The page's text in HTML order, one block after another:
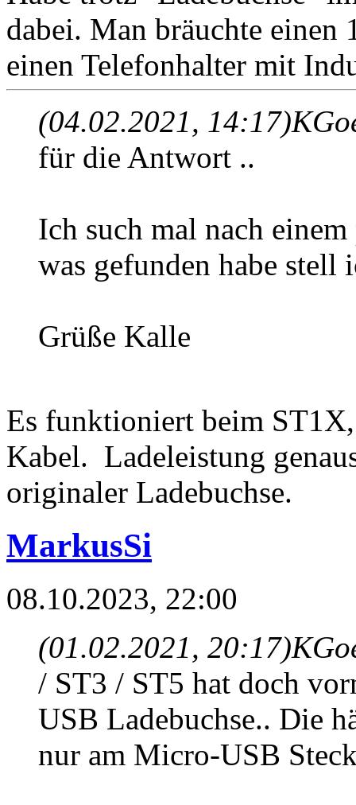
dabei. Man bräuchte
einen Telefonhalter mit
(04.02.2021, 14:17)
für die Antwort ..
Ich such mal nach
was gefunden habe
Grüße Kalle
Es funktioniert beim
Kabel. Ladeleistung
originaler Ladebuchse.
MarkusSi
08.10.2023, 22:00
(01.02.2021, 20:17)
/ ST3 / ST5 hat doch
USB Ladebuchse.. Die
nur am Micro-USB